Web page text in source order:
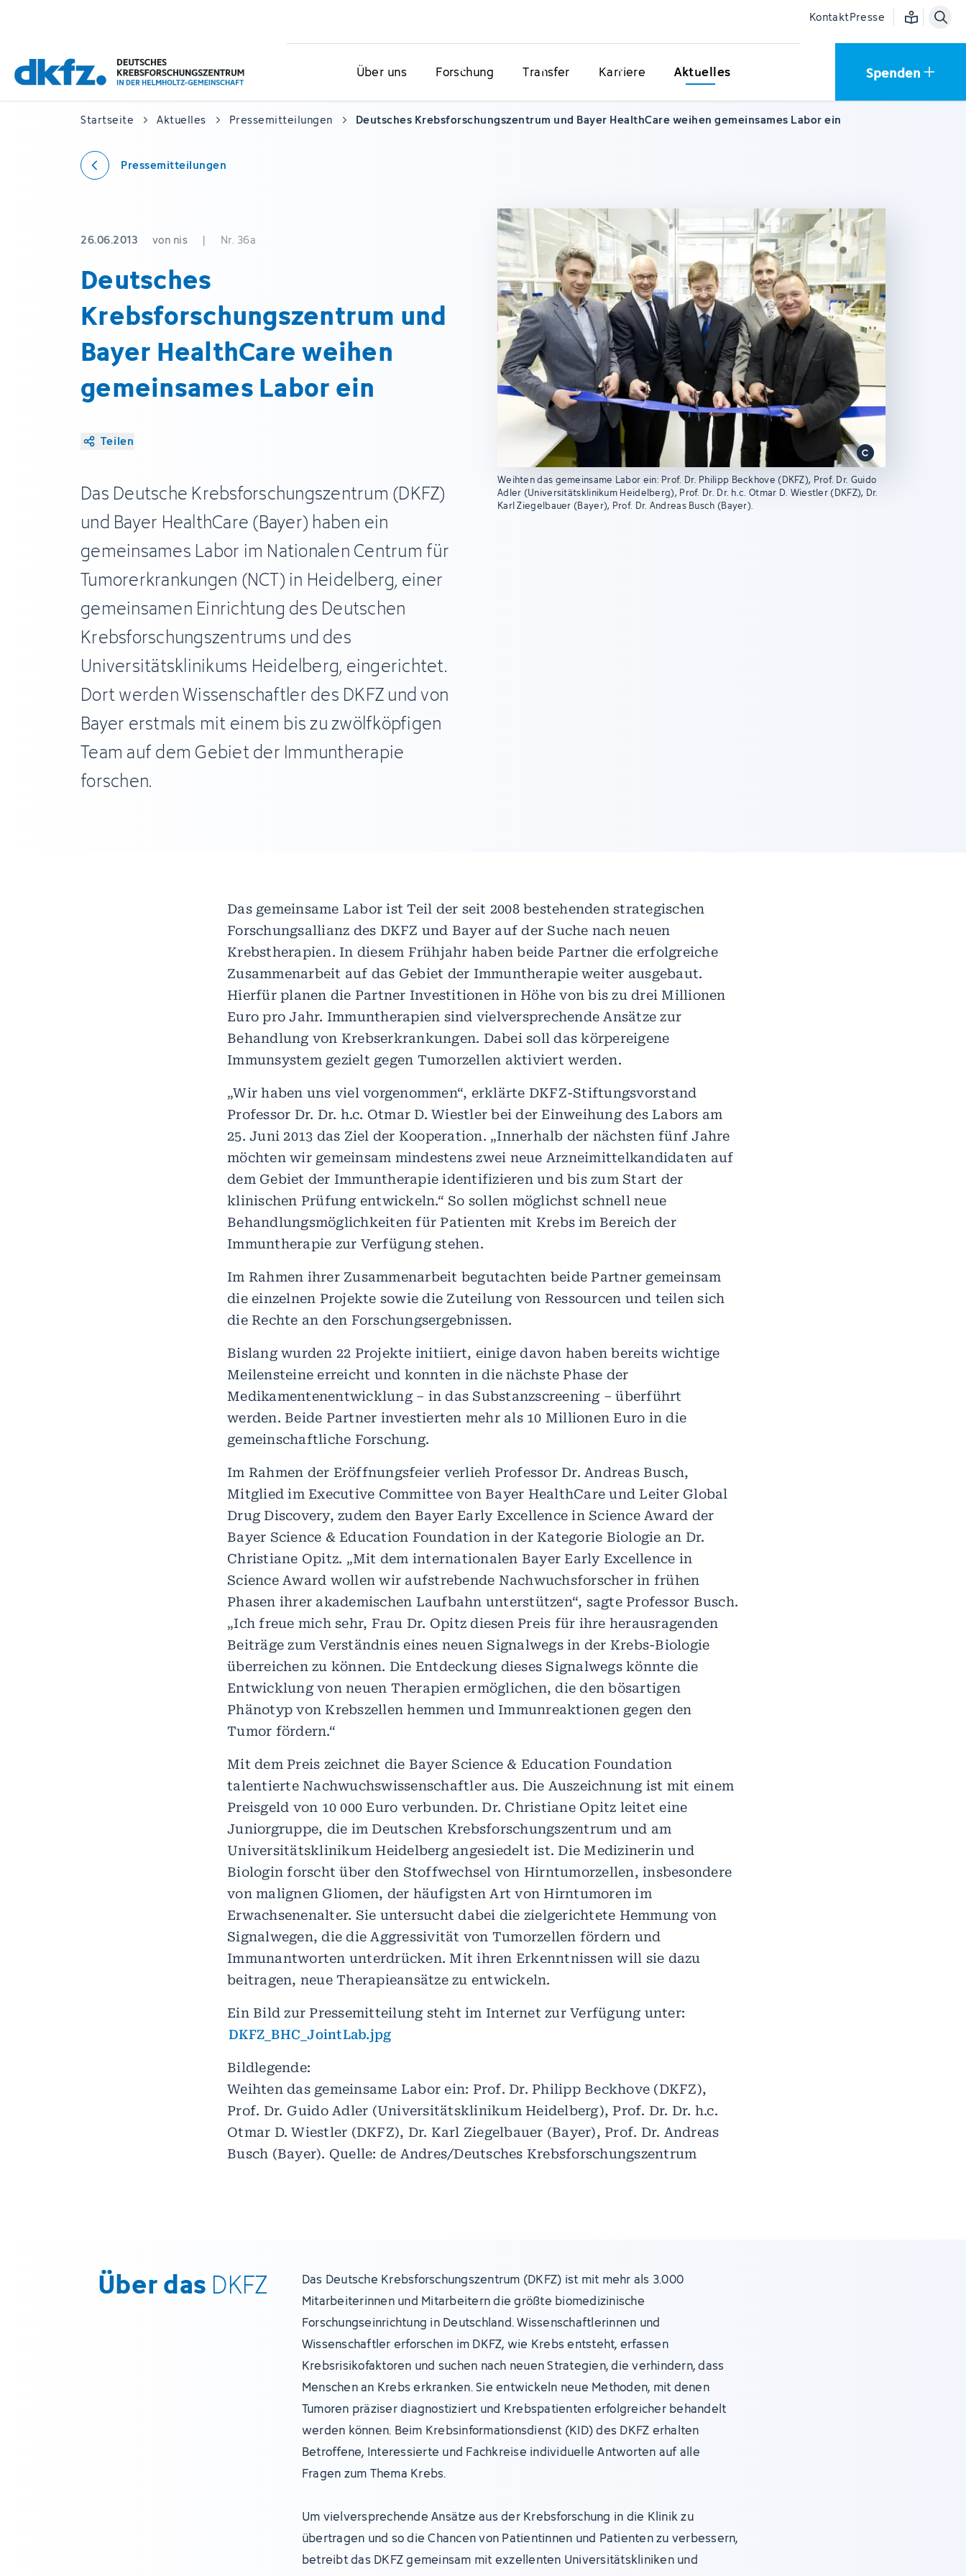
KontaktPresse Einfache
Über uns Forschung Transfer Karriere Aktuelles Spenden
Startseite Aktuelles Pressemitteilungen Deutsches Krebsforschungszentrum und Bayer HealthCare weihen gemeinsames Labor ein
Pressemitteilungen
26.06.2013 von nis | Nr. 36a
Deutsches
Krebsforschungszentrum und
Bayer HealthCare weihen
gemeinsames Labor ein
Teilen
Das Deutsche Krebsforschungszentrum (DKFZ)
und Bayer HealthCare (Bayer) haben ein
gemeinsames Labor im Nationalen Centrum für
Tumorerkrankungen (NCT) in Heidelberg, einer
gemeinsamen Einrichtung des Deutschen
Krebsforschungszentrums und des
Universitätsklinikums Heidelberg, eingerichtet.
Dort werden Wissenschaftler des DKFZ und von
Bayer erstmals mit einem bis zu zwölfköpfigen
Team auf dem Gebiet der Immuntherapie
forschen.
Weihten das gemeinsame Labor ein: Prof. Dr. Philipp Beckhove (DKFZ), Prof. Dr. Guido
Adler (Universitätsklinikum Heidelberg), Prof. Dr. Dr. h.c. Otmar D. Wiestler (DKFZ), Dr.
Karl Ziegelbauer (Bayer), Prof. Dr. Andreas Busch (Bayer).
Das gemeinsame Labor ist Teil der seit 2008 bestehenden strategischen
Forschungsallianz des DKFZ und Bayer auf der Suche nach neuen
Krebstherapien. In diesem Frühjahr haben beide Partner die erfolgreiche
Zusammenarbeit auf das Gebiet der Immuntherapie weiter ausgebaut.
Hierfür planen die Partner Investitionen in Höhe von bis zu drei Millionen
Euro pro Jahr. Immuntherapien sind vielversprechende Ansätze zur
Behandlung von Krebserkrankungen. Dabei soll das körpereigene
Immunsystem gezielt gegen Tumorzellen aktiviert werden.
„Wir haben uns viel vorgenommen“, erklärte DKFZ-Stiftungsvorstand
Professor Dr. Dr. h.c. Otmar D. Wiestler bei der Einweihung des Labors am
25. Juni 2013 das Ziel der Kooperation. „Innerhalb der nächsten fünf Jahre
möchten wir gemeinsam mindestens zwei neue Arzneimittelkandidaten auf
dem Gebiet der Immuntherapie identifizieren und bis zum Start der
klinischen Prüfung entwickeln.“ So sollen möglichst schnell neue
Behandlungsmöglichkeiten für Patienten mit Krebs im Bereich der
Immuntherapie zur Verfügung stehen.
Im Rahmen ihrer Zusammenarbeit begutachten beide Partner gemeinsam
die einzelnen Projekte sowie die Zuteilung von Ressourcen und teilen sich
die Rechte an den Forschungsergebnissen.
Bislang wurden 22 Projekte initiiert, einige davon haben bereits wichtige
Meilensteine erreicht und konnten in die nächste Phase der
Medikamentenentwicklung – in das Substanzscreening – überführt
werden. Beide Partner investierten mehr als 10 Millionen Euro in die
gemeinschaftliche Forschung.
Im Rahmen der Eröffnungsfeier verlieh Professor Dr. Andreas Busch,
Mitglied im Executive Committee von Bayer HealthCare und Leiter Global
Drug Discovery, zudem den Bayer Early Excellence in Science Award der
Bayer Science & Education Foundation in der Kategorie Biologie an Dr.
Christiane Opitz. „Mit dem internationalen Bayer Early Excellence in
Science Award wollen wir aufstrebende Nachwuchsforscher in frühen
Phasen ihrer akademischen Laufbahn unterstützen“, sagte Professor Busch.
„Ich freue mich sehr, Frau Dr. Opitz diesen Preis für ihre herausragenden
Beiträge zum Verständnis eines neuen Signalwegs in der Krebs-Biologie
überreichen zu können. Die Entdeckung dieses Signalwegs könnte die
Entwicklung von neuen Therapien ermöglichen, die den bösartigen
Phänotyp von Krebszellen hemmen und Immunreaktionen gegen den
Tumor fördern.“
Mit dem Preis zeichnet die Bayer Science & Education Foundation
talentierte Nachwuchswissenschaftler aus. Die Auszeichnung ist mit einem
Preisgeld von 10 000 Euro verbunden. Dr. Christiane Opitz leitet eine
Juniorgruppe, die im Deutschen Krebsforschungszentrum und am
Universitätsklinikum Heidelberg angesiedelt ist. Die Medizinerin und
Biologin forscht über den Stoffwechsel von Hirntumorzellen, insbesondere
von malignen Gliomen, der häufigsten Art von Hirntumoren im
Erwachsenenalter. Sie untersucht dabei die zielgerichtete Hemmung von
Signalwegen, die die Aggressivität von Tumorzellen fördern und
Immunantworten unterdrücken. Mit ihren Erkenntnissen will sie dazu
beitragen, neue Therapieansätze zu entwickeln.
Ein Bild zur Pressemitteilung steht im Internet zur Verfügung unter:
DKFZ_BHC_JointLab.jpg
Bildlegende:
Weihten das gemeinsame Labor ein: Prof. Dr. Philipp Beckhove (DKFZ),
Prof. Dr. Guido Adler (Universitätsklinikum Heidelberg), Prof. Dr. Dr. h.c.
Otmar D. Wiestler (DKFZ), Dr. Karl Ziegelbauer (Bayer), Prof. Dr. Andreas
Busch (Bayer). Quelle: de Andres/Deutsches Krebsforschungszentrum
Über das DKFZ
Das Deutsche Krebsforschungszentrum (DKFZ) ist mit mehr als 3.000
Mitarbeiterinnen und Mitarbeitern die größte biomedizinische
Forschungseinrichtung in Deutschland. Wissenschaftlerinnen und
Wissenschaftler erforschen im DKFZ, wie Krebs entsteht, erfassen
Krebsrisikofaktoren und suchen nach neuen Strategien, die verhindern, dass
Menschen an Krebs erkranken. Sie entwickeln neue Methoden, mit denen
Tumoren präziser diagnostiziert und Krebspatienten erfolgreicher behandelt
werden können. Beim Krebsinformationsdienst (KID) des DKFZ erhalten
Betroffene, Interessierte und Fachkreise individuelle Antworten auf alle
Fragen zum Thema Krebs.
Um vielversprechende Ansätze aus der Krebsforschung in die Klinik zu
übertragen und so die Chancen von Patientinnen und Patienten zu verbessern,
betreibt das DKFZ gemeinsam mit exzellenten Universitätskliniken und